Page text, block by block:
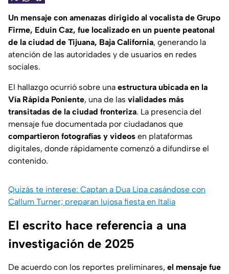
Un mensaje con amenazas dirigido al vocalista de Grupo
Firme, Eduin Caz, fue localizado en un puente peatonal
de la ciudad de Tijuana, Baja California, generando la
atención de las autoridades y de usuarios en redes
sociales.
El hallazgo ocurrió sobre una estructura ubicada en la
Vía Rápida Poniente, una de las vialidades más
transitadas de la ciudad fronteriza. La presencia del
mensaje fue documentada por ciudadanos que
compartieron fotografías y videos en plataformas
digitales, donde rápidamente comenzó a difundirse el
contenido.
Quizás te interese: Captan a Dua Lipa casándose con
Callum Turner; preparan lujosa fiesta en Italia
El escrito hace referencia a una
investigación de 2025
De acuerdo con los reportes preliminares, el mensaje fue